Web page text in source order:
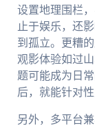
设置地理围栏
止于娱乐，还
到孤立。更糟
观影体验如过
题可能成为日
后，就能针对性
另外，多平台